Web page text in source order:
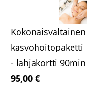
Kokonaisvaltainen
kasvohoitopaketti
- lahjakortti 90min
95,00€